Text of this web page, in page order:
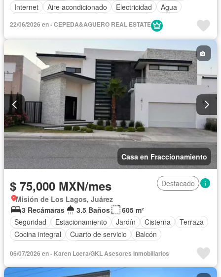
Internet
Aire acondicionado Electricidad
Agua
22/06/2026 en - CEPEDA&AGUERO REAL ESTATE
Casa en Fraccionamiento
$ 75,000 MXN/mes
Destacado
Misión de Los Lagos, Juárez
3 Recámaras
3.5 Baños
605 m²
Seguridad
Estacionamiento Jardín Cisterna
Terraza
Cocina integral
Cuarto de servicio
Balcón
Circuito cerrado de televisión
Electricidad
Jacuzzi
Calefacción Gas natural
06/07/2026 en - Karen Loera/GKL Asesores Inmobiliarios